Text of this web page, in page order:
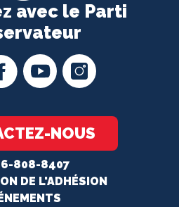
avec le Parti
NOUS
808-8407
DE L'ADHÉSION